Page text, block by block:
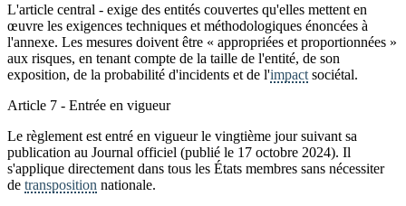
L'article central - exige des entités couvertes qu'elles mettent en
œuvre les exigences techniques et méthodologiques énoncées à
l'annexe. Les mesures doivent être « appropriées et proportionnées »
aux risques, en tenant compte de la taille de l'entité, de son
exposition, de la probabilité d'incidents et de l'impact sociétal.
Article 7 - Entrée en vigueur
Le règlement est entré en vigueur le vingtième jour suivant sa
publication au Journal officiel (publié le 17 octobre 2024). Il
s'applique directement dans tous les États membres sans nécessiter
de transposition nationale.